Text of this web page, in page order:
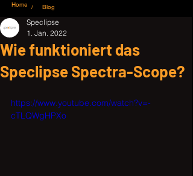
Home / Blog
Wie funktioniert das
Speclipse Spectra-Scope?
Speclipse
1. Jan. 2022
https://www.youtube.com/watch?v=-
cTLQWgHPXo